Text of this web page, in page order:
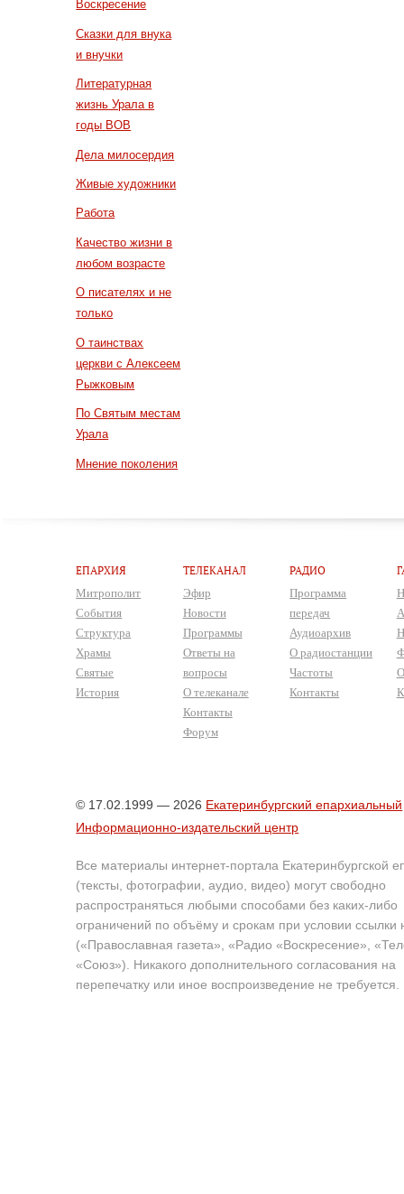
Воскресение
Сказки для внука
и внучки
Литературная
жизнь Урала в
годы ВОВ
Дела милосердия
Живые художники
Работа
Качество жизни в
любом возрасте
О писателях и не
только
О таинствах
церкви с Алексеем
Рыжковым
По Святым местам
Урала
Мнение поколения
ЕПАРХИЯ
Митрополит
События
Структура
Храмы
Святые
История
ТЕЛЕКАНАЛ
Эфир
Новости
Программы
Ответы на
вопросы
О телеканале
Контакты
Форум
РАДИО
Программа
передач
Аудиоархив
О радиостанции
Частоты
Контакты
© 17.02.1999 — 2026 Екатеринбургский епархиальный
Информационно-издательский центр
Все материалы интернет-портала Екатеринбургской
(тексты, фотографии, аудио, видео) могут свободно
распространяться любыми способами без каких-либо
ограничений по объёму и срокам при условии ссылки
(«Православная газета», «Радио «Воскресение»,
«Союз»). Никакого дополнительного согласования на
перепечатку или иное воспроизведение не требуется.